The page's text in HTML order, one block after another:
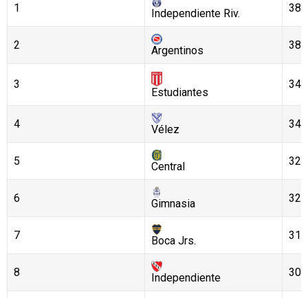
1 Independiente Riv. 38
2 Argentinos 38
3
Estudiantes
34
4 Vélez 34
5 Central 32
6 Gimnasia 32
7 Boca Jrs. 31
8 Independiente 30